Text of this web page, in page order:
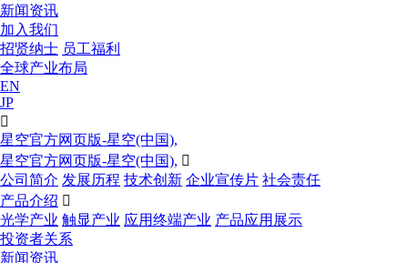
新闻资讯
加入我们
招贤纳士 员工福利
全球产业布局
EN
JP

星空官方网页版-星空(中国),
星空官方网页版-星空(中国), 
公司简介 发展历程 技术创新 企业宣传片 社会责任
产品介绍 
光学产业 触显产业 应用终端产业 产品应用展示
投资者关系
新闻资讯